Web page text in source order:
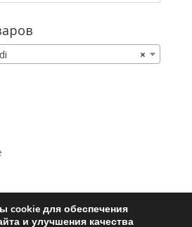
×
для обеспечения
и улучшения качества